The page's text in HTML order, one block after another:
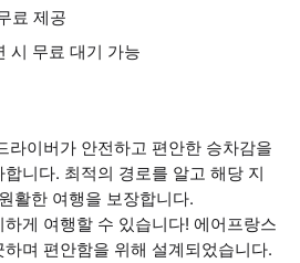
료 제공
시 무료 대기 가능
라이버가 안전하고 편안한 승차감을
니다. 최적의 경로를 알고 해당 지
활한 여행을 보장합니다.
게 여행할 수 있습니다! 에어프랑스
며 편안함을 위해 설계되었습니다.